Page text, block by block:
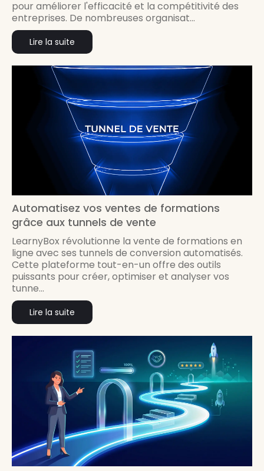
pour améliorer l'efficacité et la compétitivité des
entreprises. De nombreuses organisat...
Lire la suite
Automatisez vos ventes de formations
grâce aux tunnels de vente
LearnyBox révolutionne la vente de formations en
ligne avec ses tunnels de conversion automatisés.
Cette plateforme tout-en-un offre des outils
puissants pour créer, optimiser et analyser vos
tunne...
Lire la suite